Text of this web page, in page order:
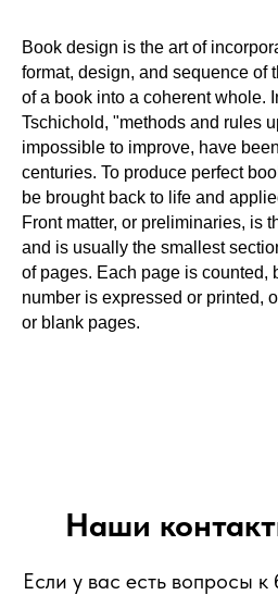
Book design is the art of
format, design, and sequence of
of a book into a coherent whole.
Tschichold, "methods and rules
impossible to improve, have
centuries. To produce perfect
be brought back to life and
Front matter, or preliminaries, is
and is usually the smallest
of pages. Each page is counted,
number is expressed or printed,
or blank pages.
Наши
Если у вас есть вопросы